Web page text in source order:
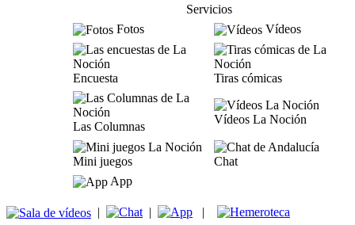
Servicios
Fotos
Vídeos
Encuesta Tiras cómicas
Las Columnas
Vídeos La Noción
Mini juegos
Chat
App
| | |